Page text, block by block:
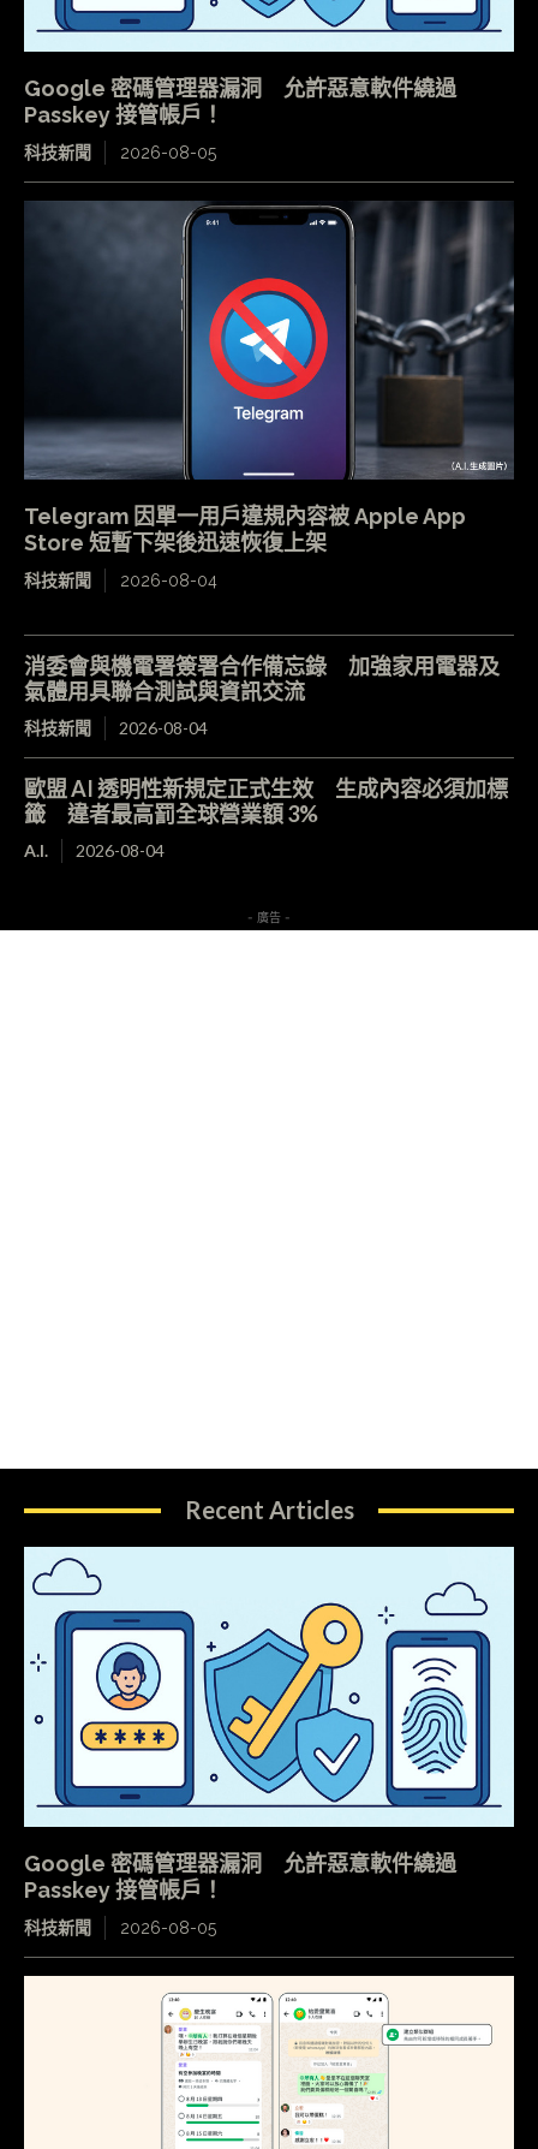
Google 密碼管理器漏洞 允許惡意軟件繞過
Passkey 接管帳戶！
科技新聞 2026-08-05
Telegram 因單一用戶違規內容被 Apple App
Store 短暫下架後迅速恢復上架
科技新聞 2026-08-04
消委會與機電署簽署合作備忘錄 加強家用電器及
氣體用具聯合測試與資訊交流
科技新聞 2026-08-04
歐盟 AI 透明性新規定正式生效 生成內容必須加標
籤 違者最高罰全球營業額 3%
A.I. 2026-08-04
- 廣告 -
Recent Articles
Google 密碼管理器漏洞 允許惡意軟件繞過
Passkey 接管帳戶！
科技新聞 2026-08-05